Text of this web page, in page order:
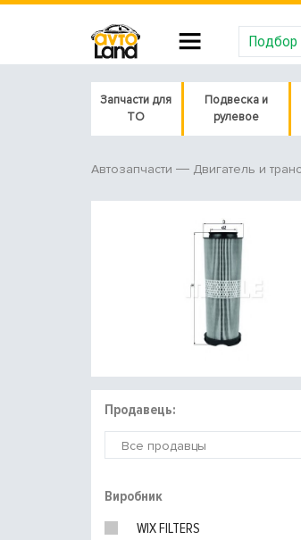
Подбор
Запчасти для
ТО
Подвеска и
рулевое
Автозапчасти Двигатель и
Продавець:
Виробник
WIX FILTERS